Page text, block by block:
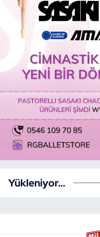
Yükleniyor...